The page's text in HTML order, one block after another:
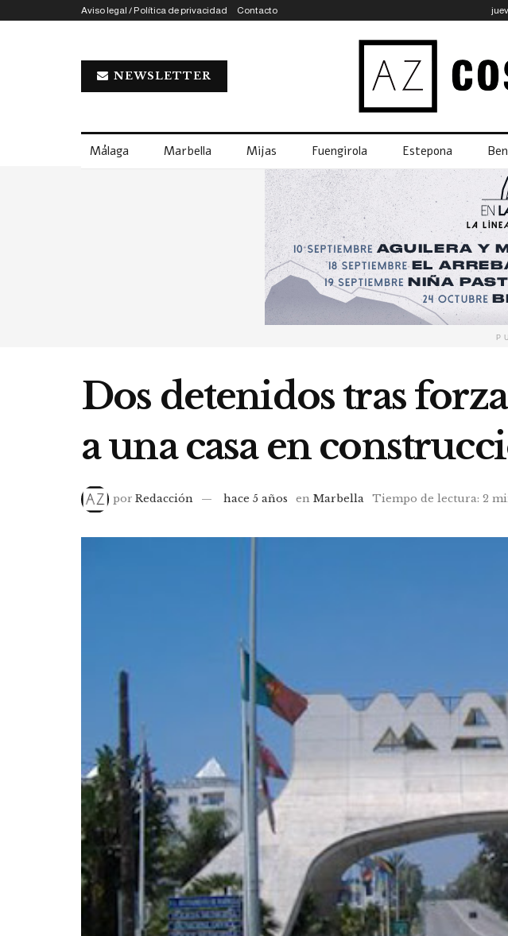
Aviso legal / Política de privacidad Contacto
NEWSLETTER
Málaga Marbella Mijas Fuengirola Estepona
Dos detenidos tras
a una casa en
por Redacción hace 5 años en Marbella Tiempo de lectura: 2